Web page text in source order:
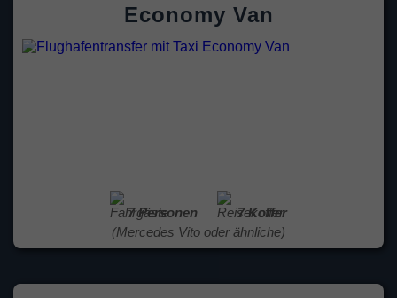
Economy Van
7 Personen
7 Koffer
(Mercedes Vito oder ähnliche)